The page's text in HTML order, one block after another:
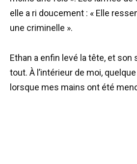
elle a ri doucement : « Elle
une criminelle ».
Ethan a enfin levé la tête, et
tout. À l’intérieur de moi,
lorsque mes mains ont été